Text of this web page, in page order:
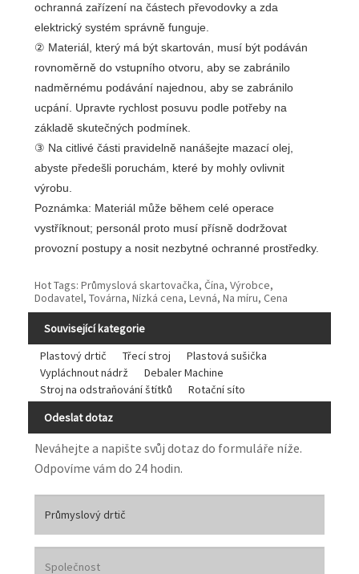
ochranná zařízení na částech převodovky a zda
elektrický systém správně funguje.
② Materiál, který má být skartován, musí být podáván
rovnoměrně do vstupního otvoru, aby se zabránilo
nadměrnému podávání najednou, aby se zabránilo
ucpání. Upravte rychlost posuvu podle potřeby na
základě skutečných podmínek.
③ Na citlivé části pravidelně nanášejte mazací olej,
abyste předešli poruchám, které by mohly ovlivnit
výrobu.
Poznámka: Materiál může během celé operace
vystříknout; personál proto musí přísně dodržovat
provozní postupy a nosit nezbytné ochranné prostředky.
Hot Tags: Průmyslová skartovačka, Čína, Výrobce,
Dodavatel, Továrna, Nízká cena, Levná, Na míru, Cena
Související kategorie
Plastový drtič
Třecí stroj
Plastová sušička
Vypláchnout nádrž
Debaler Machine
Stroj na odstraňování štítků
Rotační síto
Odeslat dotaz
Neváhejte a napište svůj dotaz do formuláře níže.
Odpovíme vám do 24 hodin.